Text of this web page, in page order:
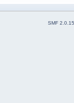
SMF 2.0.15